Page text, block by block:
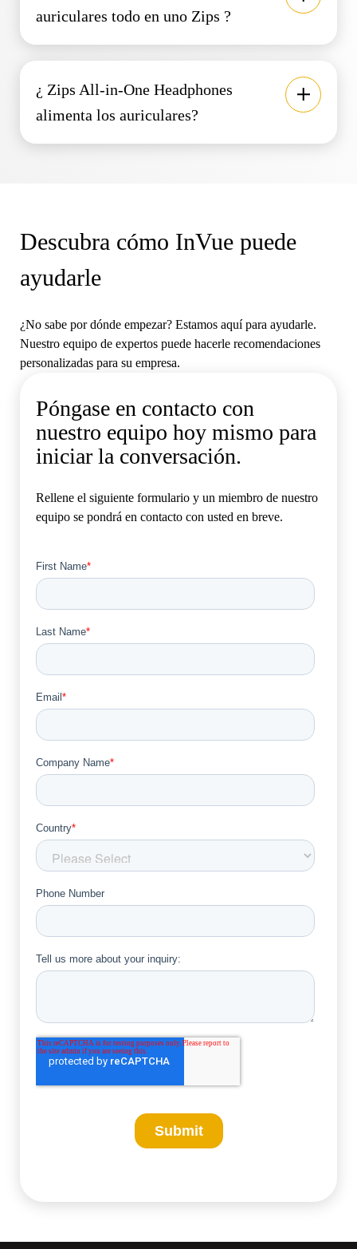
auriculares todo en uno Zips ?
¿ Zips All-in-One Headphones
alimenta los auriculares?
Descubra cómo InVue puede
ayudarle
¿No sabe por dónde empezar? Estamos aquí para ayudarle.
Nuestro equipo de expertos puede hacerle recomendaciones
personalizadas para su empresa.
Póngase en contacto con
nuestro equipo hoy mismo para
iniciar la conversación.
Rellene el siguiente formulario y un miembro de nuestro
equipo se pondrá en contacto con usted en breve.